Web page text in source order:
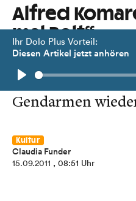
Ihr Dolo Plus Vorteil:
Diesen Artikel jetzt anhören
Play
Alfred
mal Polt“
Der Autor lässt
liebenswerten
Gendarmen
Kultur
Claudia Funder
15.09.2011 , 08:51 Uhr